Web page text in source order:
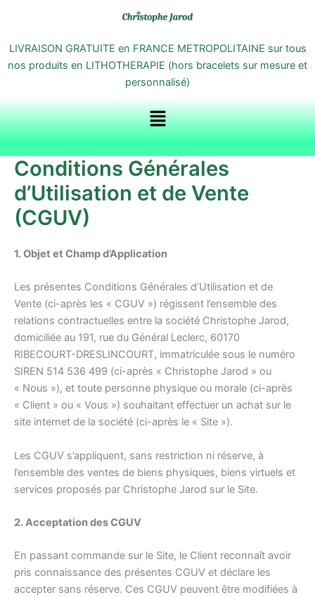
contenu
LIVRAISON GRATUITE en FRANCE METROPOLITAINE sur tous
nos produits en LITHOTHERAPIE (hors bracelets sur mesure et
personnalisé)
Menu
Conditions Générales
d’Utilisation et de Vente
(CGUV)
1. Objet et Champ d’Application
Les présentes Conditions Générales d’Utilisation et de
Vente (ci-après les « CGUV ») régissent l’ensemble des
relations contractuelles entre la société Christophe Jarod,
domiciliée au 191, rue du Général Leclerc, 60170
RIBECOURT-DRESLINCOURT, immatriculée sous le numéro
SIREN 514 536 499 (ci-après « Christophe Jarod » ou
« Nous »), et toute personne physique ou morale (ci-après
« Client » ou « Vous ») souhaitant effectuer un achat sur le
site internet de la société (ci-après le « Site »).
Les CGUV s’appliquent, sans restriction ni réserve, à
l’ensemble des ventes de biens physiques, biens virtuels et
services proposés par Christophe Jarod sur le Site.
2. Acceptation des CGUV
En passant commande sur le Site, le Client reconnaît avoir
pris connaissance des présentes CGUV et déclare les
accepter sans réserve. Ces CGUV peuvent être modifiées à